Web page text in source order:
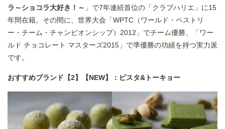
ラ～ショコラ大好き！～ 」で7年連続首位の「クラブハリエ」に15
年間在籍。その間に、世界大会「WPTC（ワールド・ペストリ
ー・チーム・チャンピオンシップ）2012」でチーム優勝、「ワー
ルド チョコレート マスターズ2015」で準優勝の功績を持つ実力派
です。
おすすめブランド【2】【NEW】：ピスタ&トーキョー